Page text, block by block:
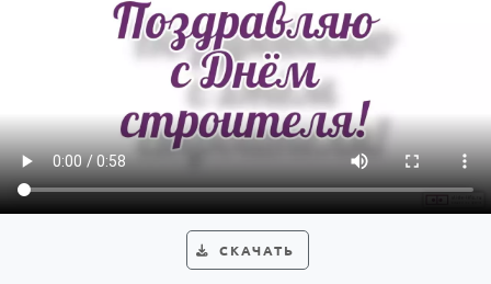
ПЕРСОНАЛЬНЫЕ
Пожелания
По годам
СКАЧАТЬ